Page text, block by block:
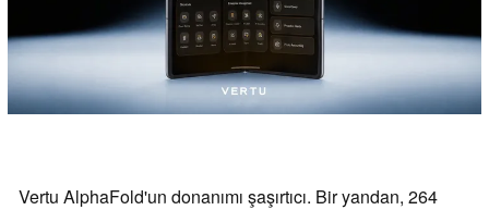
Vertu AlphaFold'un donanımı şaşırtıcı. Bir yandan, 264